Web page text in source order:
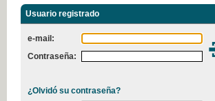
Usuario registrado
e-mail:
Contraseña:
¿Olvidó su contraseña?